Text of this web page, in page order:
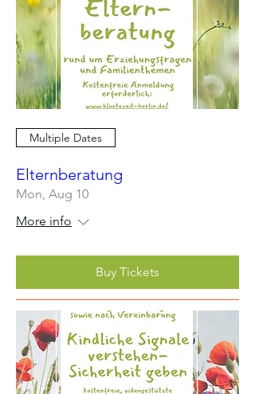
Multiple Dates
Elternberatung
Mon, Aug 10
More info
Buy Tickets